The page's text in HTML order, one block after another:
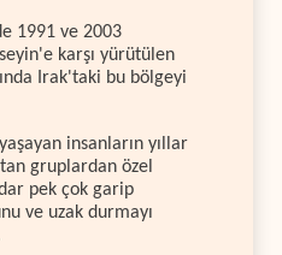
1991 ve 2003
karşı yürütülen
Irak'taki bu bölgeyi
insanların yıllar
gruplardan özel
pek çok garip
ve uzak durmayı